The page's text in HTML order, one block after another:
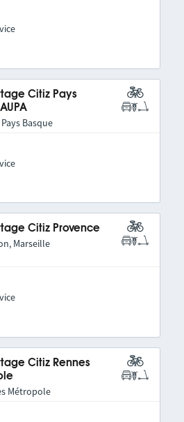
Citiz Pays
Basque
Citiz Provence
Marseille
Citiz Rennes
Métropole